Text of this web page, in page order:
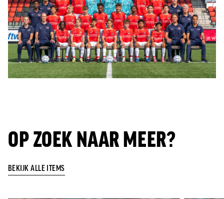
OP ZOEK NAAR MEER?
BEKIJK ALLE ITEMS